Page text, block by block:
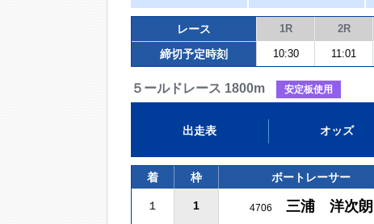
レース 1R 2R
締切予定時刻 10:30 11:01
５ールドレース 1800m 安定板使用
出走表 オッズ
着 枠 ボートレーサー
１ 1 4706 三浦 洋次朗